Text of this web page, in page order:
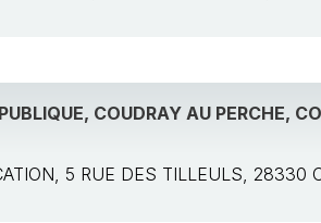
COUDRAY AU PERCHE,
5 RUE DES TILLEULS, 28330